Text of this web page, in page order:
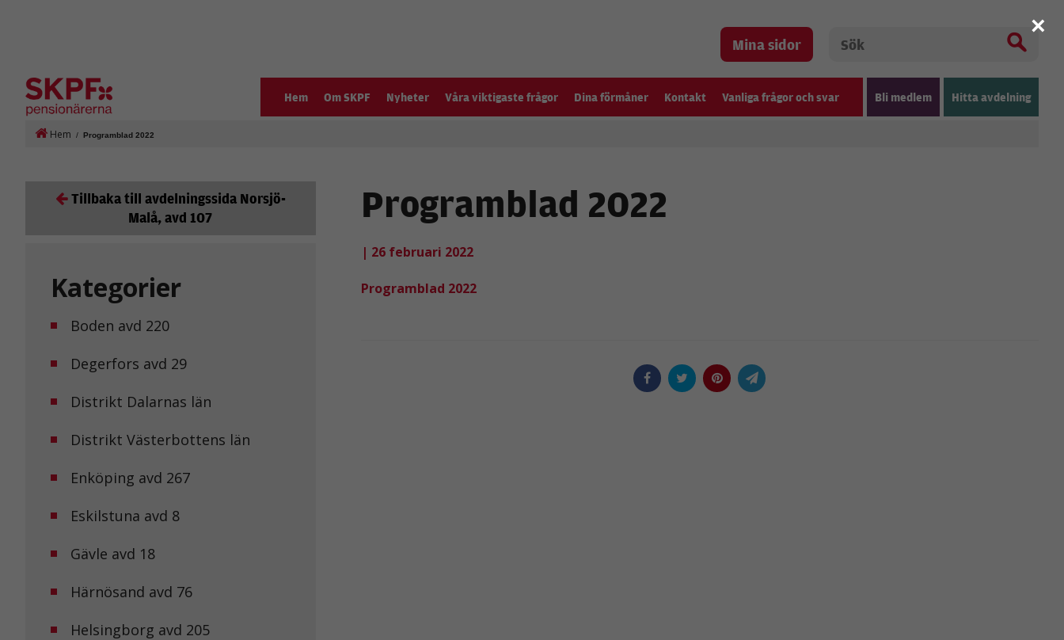
Mina sidor
Hem Om SKPF Nyheter Våra viktigaste frågor Dina förmåner Kontakt Vanliga frågor och svar Bli medlem Hitta avdelning
Hem / Programblad 2022
Tillbaka till avdelningssida Norsjö-
Malå, avd 107
Kategorier
Boden avd 220
Degerfors avd 29
Distrikt Dalarnas län
Distrikt Västerbottens län
Enköping avd 267
Eskilstuna avd 8
Gävle avd 18
Härnösand avd 76
Helsingborg avd 205
Programblad 2022
| 26 februari 2022
Programblad 2022
×